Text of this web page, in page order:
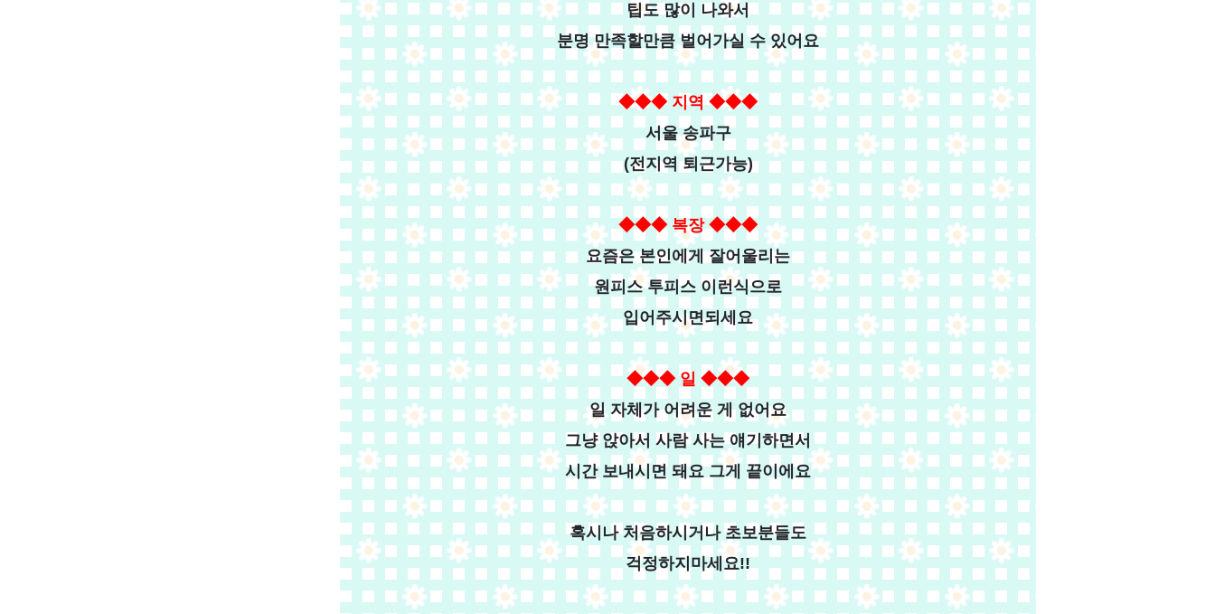
팁도 많이 나와서
분명 만족할만큼 벌어가실 수 있어요
◆◆◆ 지역 ◆◆◆
서울 송파구
(전지역 퇴근가능)
◆◆◆ 복장 ◆◆◆
요즘은 본인에게 잘어울리는
원피스 투피스 이런식으로
입어주시면되세요
◆◆◆ 일 ◆◆◆
일 자체가 어려운 게 없어요
그냥 앉아서 사람 사는 얘기하면서
시간 보내시면 돼요 그게 끝이에요
혹시나 처음하시거나 초보분들도
걱정하지마세요!!